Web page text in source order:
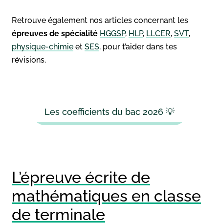
Retrouve également nos articles concernant les
épreuves de spécialité HGGSP, HLP, LLCER, SVT,
physique-chimie et SES, pour t’aider dans tes
révisions.
Les coefficients du bac 2026 💡
L’épreuve écrite de
mathématiques en classe
de terminale